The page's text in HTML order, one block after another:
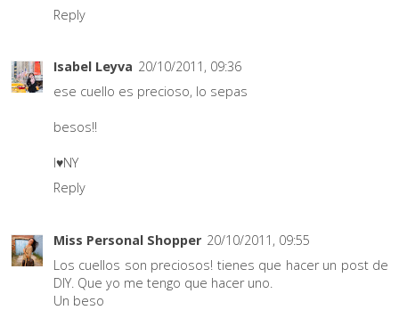
Reply
Isabel Leyva 20/10/2011, 09:36
ese cuello es precioso, lo sepas
besos!!
I♥NY
Reply
Miss Personal Shopper 20/10/2011, 09:55
Los cuellos son preciosos! tienes que hacer un post de
DIY. Que yo me tengo que hacer uno.
Un beso